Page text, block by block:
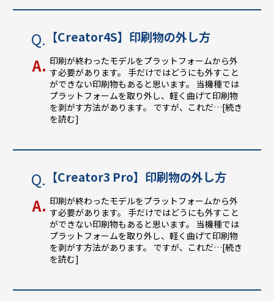
【Creator4S】印刷物の外し方
印刷が終わったモデルをプラットフォームから外
す必要があります。 手だけではどうにも外すこと
ができない印刷物もあると思います。 当機種では
プラットフォームを取り外し、軽く曲げて印刷物
を剥がす方法があります。 ですが、これだ…[続き
を読む]
【Creator3 Pro】印刷物の外し方
印刷が終わったモデルをプラットフォームから外
す必要があります。 手だけではどうにも外すこと
ができない印刷物もあると思います。 当機種では
プラットフォームを取り外し、軽く曲げて印刷物
を剥がす方法があります。 ですが、これだ…[続き
を読む]